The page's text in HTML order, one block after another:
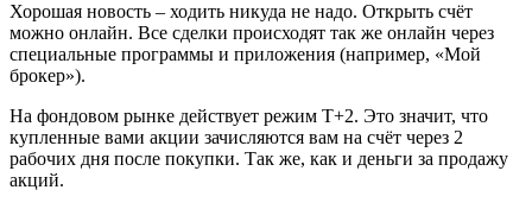
Хорошая новость – ходить никуда не надо. Открыть счёт
можно онлайн. Все сделки происходят так же онлайн через
специальные программы и приложения (например, «Мой
брокер»).
На фондовом рынке действует режим Т+2. Это значит, что
купленные вами акции зачисляются вам на счёт через 2
рабочих дня после покупки. Так же, как и деньги за продажу
акций.